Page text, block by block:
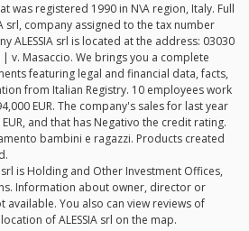
was registered 1990 in N\A region, Italy. Full
srl, company assigned to the tax number
ALESSIA srl is located at the address: 03030
| v. Masaccio. We brings you a complete
featuring legal and financial data, facts,
from Italian Registry. 10 employees work
EUR. The company's sales for last year
and that has Negativo the credit rating.
bambini e ragazzi. Products created
srl is Holding and Other Investment Offices,
Information about owner, director or
available. You also can view reviews of
of ALESSIA srl on the map.